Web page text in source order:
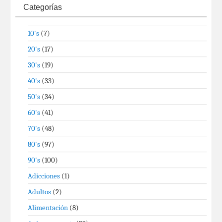
Categorías
10's (7)
20's (17)
30's (19)
40's (33)
50's (34)
60's (41)
70's (48)
80's (97)
90's (100)
Adicciones (1)
Adultos (2)
Alimentación (8)